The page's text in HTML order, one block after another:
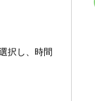
択し、時間